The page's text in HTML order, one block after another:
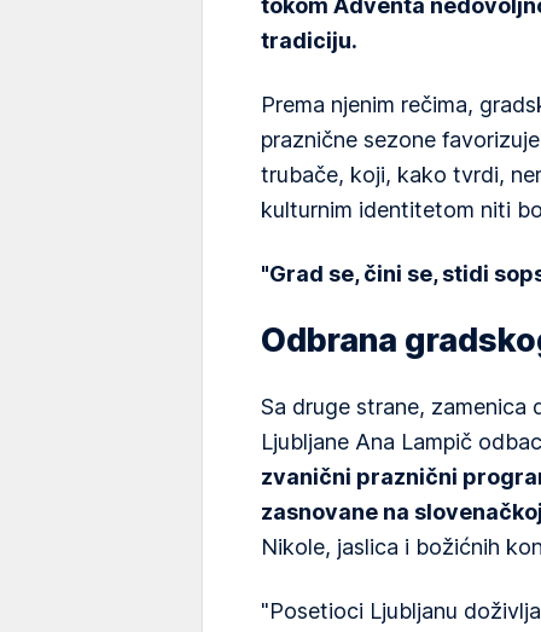
tokom Adventa
tradiciju.
Prema njenim rečima,
praznične sezone
trubače, koji, kako tvrdi,
kulturnim identitetom niti
"Grad se, čini se, stidi
Odbrana
Sa druge strane, zamenica
Ljubljane Ana Lampič
zvanični praznični
zasnovane na
Nikole, jaslica i božićnih
"Posetioci Ljubljanu